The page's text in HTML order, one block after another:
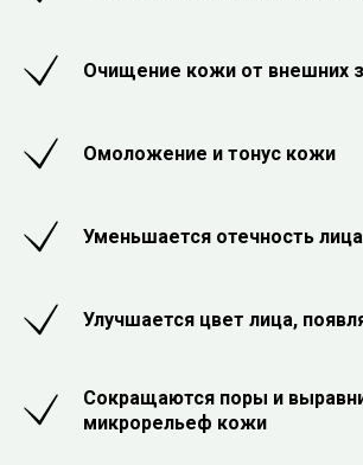
Очищение кожи от внешних
Омоложение и тонус кожи
Уменьшается отечность лица
Улучшается цвет лица,
Сокращаются поры и
микрорельеф кожи